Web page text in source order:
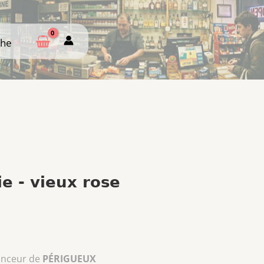
- vieux rose
de PÉRIGUEUX